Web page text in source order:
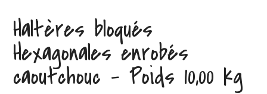
Haltères bloqués
Hexagonales enrobés
caoutchouc – Poids 10,00 kg